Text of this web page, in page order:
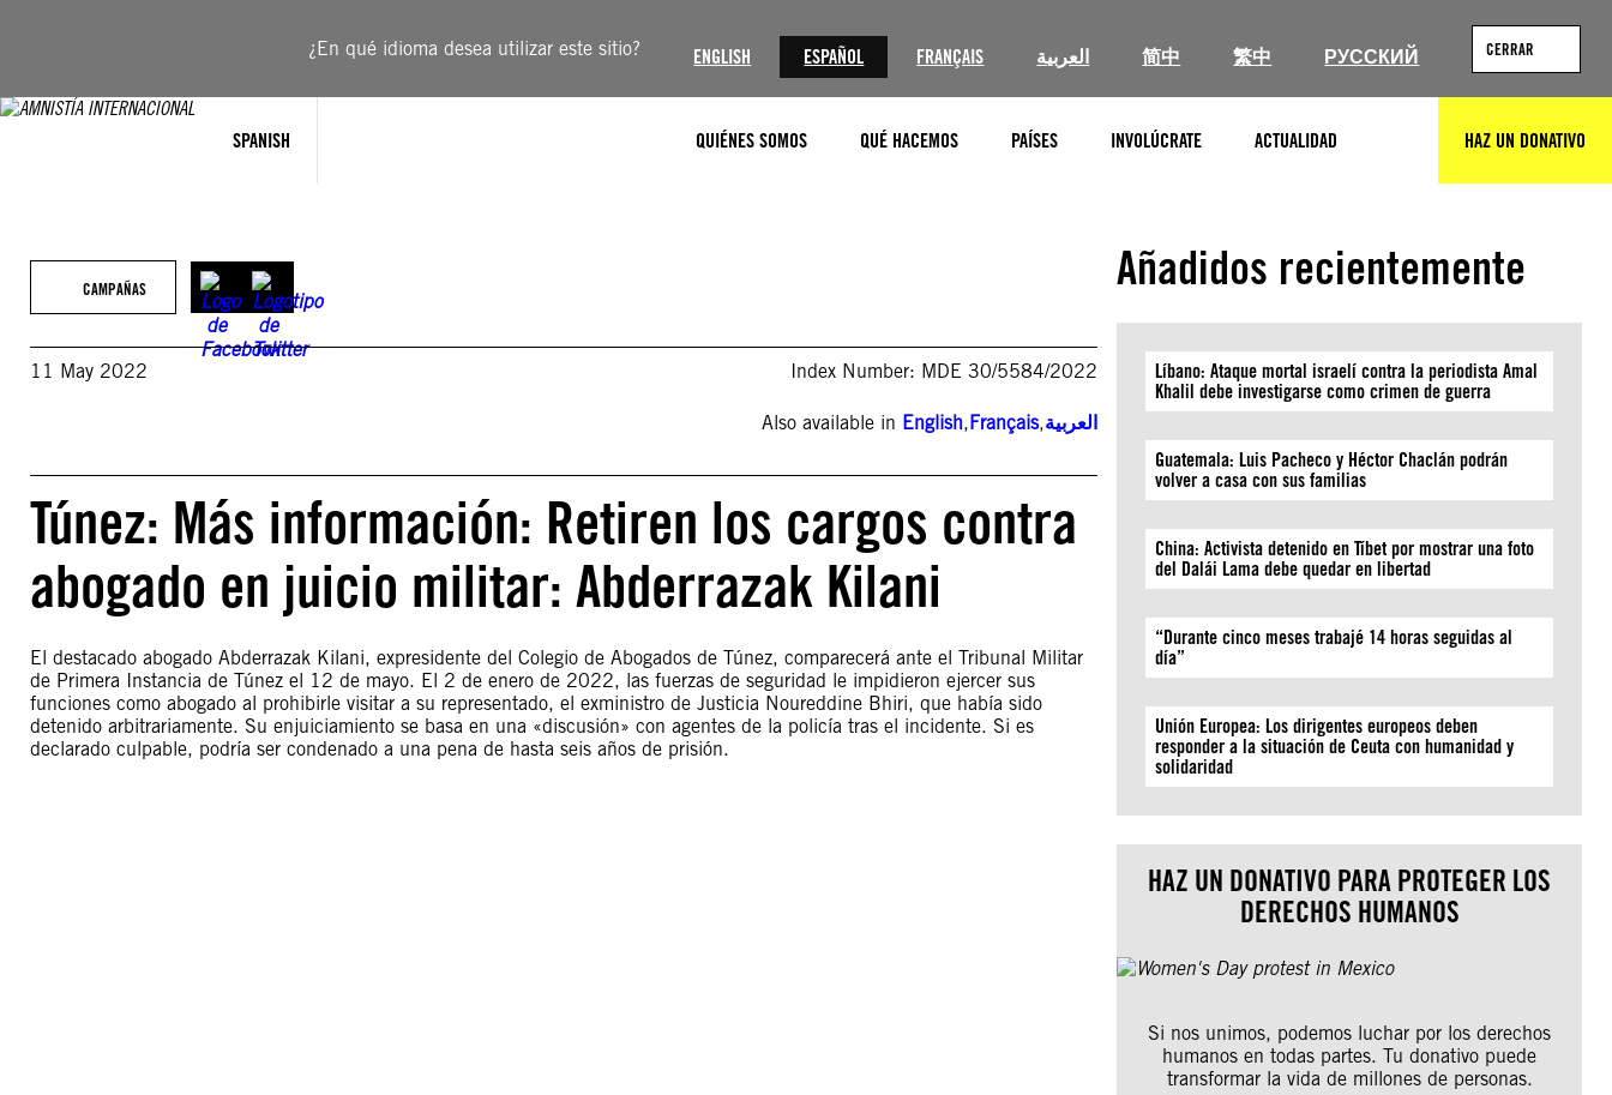
¿En qué idioma desea utilizar este sitio? ENGLISH ESPAÑOL FRANÇAIS العربية 简中 繁中 РУССКИЙ CERRAR
SPANISH QUIÉNES SOMOS QUÉ HACEMOS PAÍSES INVOLÚCRATE ACTUALIDAD HAZ UN DONATIVO
CAMPAÑAS
11 May 2022 Index Number: MDE 30/5584/2022
Also available in English,Français,العربية
Túnez: Más información: Retiren los cargos contra
abogado en juicio militar: Abderrazak Kilani
El destacado abogado Abderrazak Kilani, expresidente del Colegio de Abogados de Túnez, comparecerá ante el Tribunal Militar
de Primera Instancia de Túnez el 12 de mayo. El 2 de enero de 2022, las fuerzas de seguridad le impidieron ejercer sus
funciones como abogado al prohibirle visitar a su representado, el exministro de Justicia Noureddine Bhiri, que había sido
detenido arbitrariamente. Su enjuiciamiento se basa en una «discusión» con agentes de la policía tras el incidente. Si es
declarado culpable, podría ser condenado a una pena de hasta seis años de prisión.
Añadidos recientemente
Líbano: Ataque mortal israelí contra la periodista Amal
Khalil debe investigarse como crimen de guerra
Guatemala: Luis Pacheco y Héctor Chaclán podrán
volver a casa con sus familias
China: Activista detenido en Tíbet por mostrar una foto
del Dalái Lama debe quedar en libertad
“Durante cinco meses trabajé 14 horas seguidas al
día”
Unión Europea: Los dirigentes europeos deben
responder a la situación de Ceuta con humanidad y
solidaridad
HAZ UN DONATIVO PARA PROTEGER LOS
DERECHOS HUMANOS
Si nos unimos, podemos luchar por los derechos
humanos en todas partes. Tu donativo puede
transformar la vida de millones de personas.